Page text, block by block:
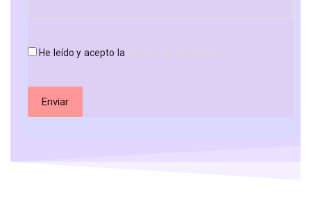
He leído y acepto la política de privacidad